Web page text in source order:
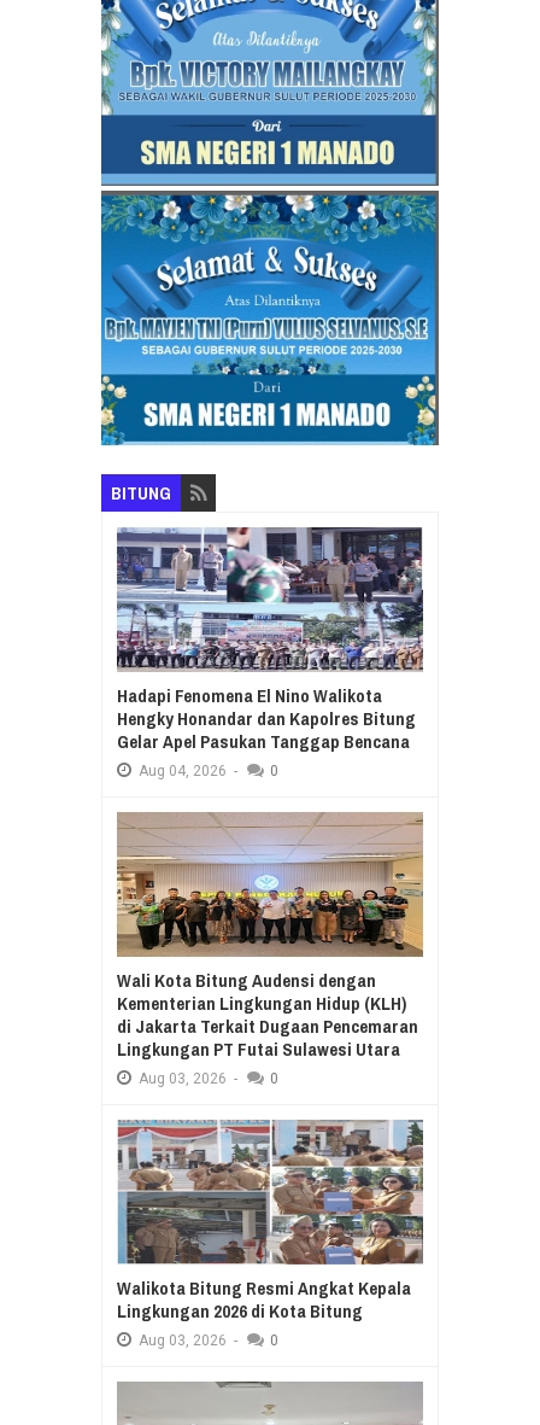
BITUNG
Hadapi Fenomena El Nino Walikota
Hengky Honandar dan Kapolres Bitung
Gelar Apel Pasukan Tanggap Bencana
Aug 04, 2026 - 0
Wali Kota Bitung Audensi dengan
Kementerian Lingkungan Hidup (KLH)
di Jakarta Terkait Dugaan Pencemaran
Lingkungan PT Futai Sulawesi Utara
Aug 03, 2026 - 0
Walikota Bitung Resmi Angkat Kepala
Lingkungan 2026 di Kota Bitung
Aug 03, 2026 - 0